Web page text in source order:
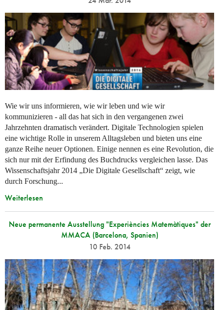
Wie wir uns informieren, wie wir leben und wie wir
kommunizieren - all das hat sich in den vergangenen zwei
Jahrzehnten dramatisch verändert. Digitale Technologien spielen
eine wichtige Rolle in unserem Alltagsleben und bieten uns eine
ganze Reihe neuer Optionen. Einige nennen es eine Revolution, die
sich nur mit der Erfindung des Buchdrucks vergleichen lasse. Das
Wissenschaftsjahr 2014 „Die Digitale Gesellschaft“ zeigt, wie
durch Forschung...
Weiterlesen
Neue permanente Ausstellung "Experiències Matemàtiques" der
MMACA (Barcelona, Spanien)
10 Feb. 2014